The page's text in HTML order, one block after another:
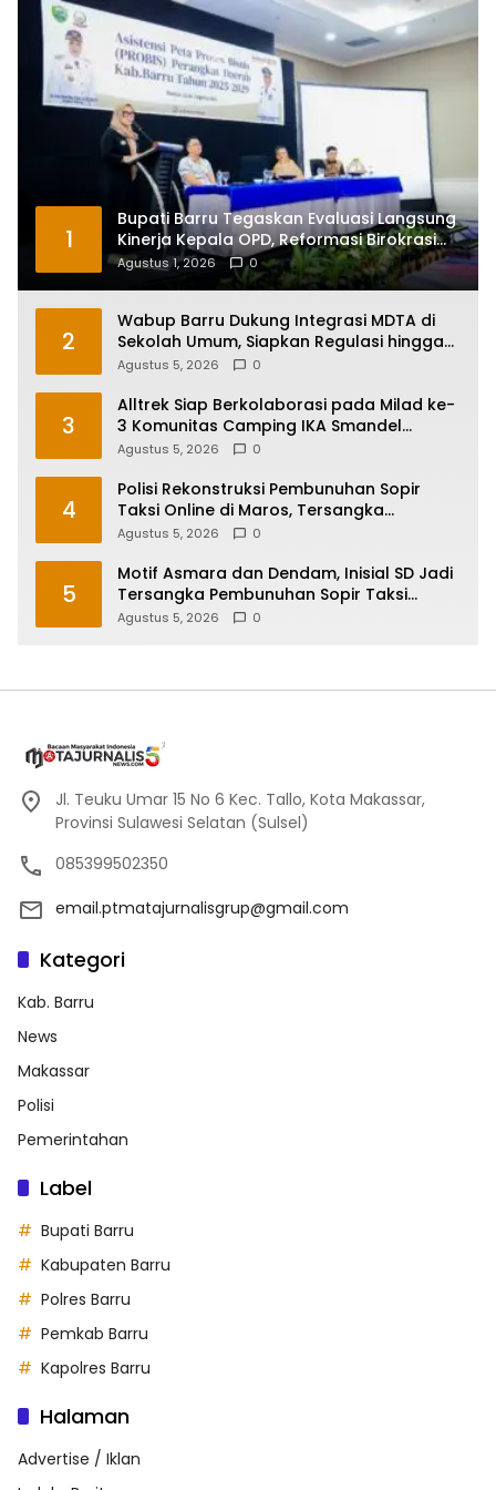
1
Bupati Barru Tegaskan Evaluasi Langsung
Kinerja Kepala OPD, Reformasi Birokrasi
Jadi Prioritas
Agustus 1, 2026 0
2
Wabup Barru Dukung Integrasi MDTA di
Sekolah Umum, Siapkan Regulasi hingga
Tim Khusus
Agustus 5, 2026 0
3
Alltrek Siap Berkolaborasi pada Milad ke-
3 Komunitas Camping IKA Smandel
Makassar di Malino
Agustus 5, 2026 0
4
Polisi Rekonstruksi Pembunuhan Sopir
Taksi Online di Maros, Tersangka
Peragakan 24 Adegan
Agustus 5, 2026 0
5
Motif Asmara dan Dendam, Inisial SD Jadi
Tersangka Pembunuhan Sopir Taksi
Online di Maros
Agustus 5, 2026 0
Jl. Teuku Umar 15 No 6 Kec. Tallo, Kota Makassar,
Provinsi Sulawesi Selatan (Sulsel)
085399502350
email.ptmatajurnalisgrup@gmail.com
Kategori
Kab. Barru
News
Makassar
Polisi
Pemerintahan
Label
Bupati Barru
Kabupaten Barru
Polres Barru
Pemkab Barru
Kapolres Barru
Halaman
Advertise / Iklan